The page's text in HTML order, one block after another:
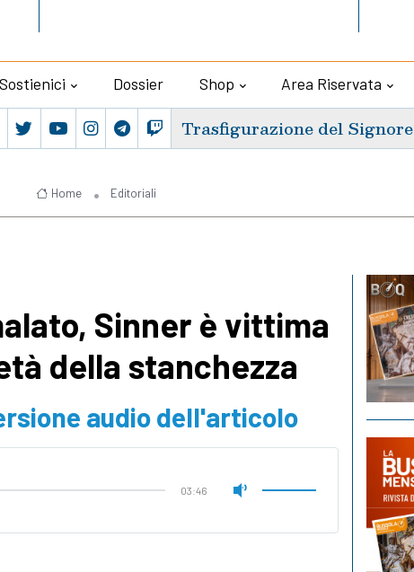
Sostienici Dossier Shop Area Riservata
Trasfigurazione del Signore
Home Editoriali
Sinner è vittima
della stanchezza
audio dell'articolo
03:46